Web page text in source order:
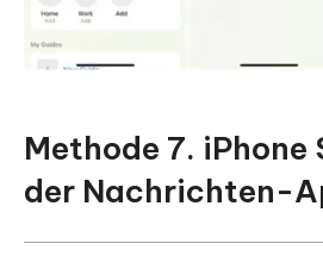
Methode 7.
der Nachrichten-